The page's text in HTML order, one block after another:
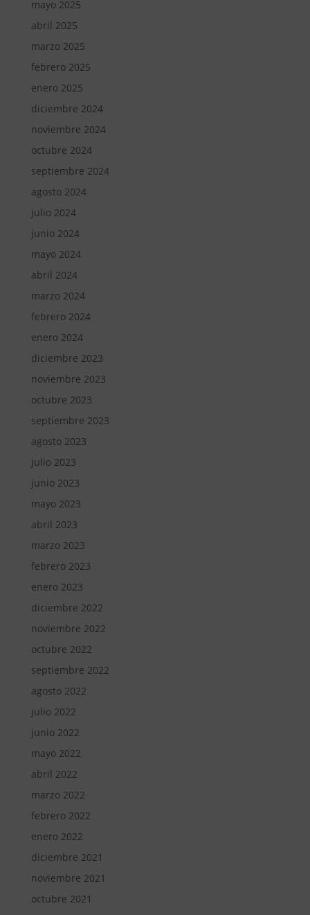
mayo 2025
abril 2025
marzo 2025
febrero 2025
enero 2025
diciembre 2024
noviembre 2024
octubre 2024
septiembre 2024
agosto 2024
julio 2024
junio 2024
mayo 2024
abril 2024
marzo 2024
febrero 2024
enero 2024
diciembre 2023
noviembre 2023
octubre 2023
septiembre 2023
agosto 2023
julio 2023
junio 2023
mayo 2023
abril 2023
marzo 2023
febrero 2023
enero 2023
diciembre 2022
noviembre 2022
octubre 2022
septiembre 2022
agosto 2022
julio 2022
junio 2022
mayo 2022
abril 2022
marzo 2022
febrero 2022
enero 2022
diciembre 2021
noviembre 2021
octubre 2021